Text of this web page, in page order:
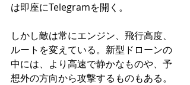
は即座にTelegramを開く。
しかし敵は常にエンジン、飛行高度、
ルートを変えている。新型ドローンの
中には、より高速で静かなものや、予
想外の方向から攻撃するものもある。